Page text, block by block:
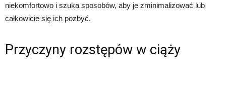
niekomfortowo i szuka sposobów, aby je zminimalizować lub
całkowicie się ich pozbyć.
Przyczyny rozstępów w ciąży